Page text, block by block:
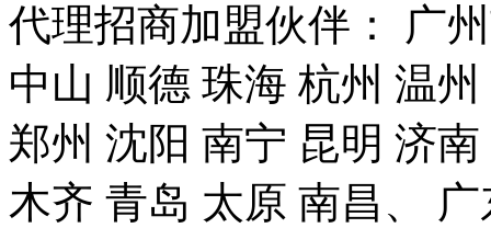
代理招商加盟伙伴： 广
中山 顺德 珠海 杭州 温
郑州 沈阳 南宁 昆明 济
木齐 青岛 太原 南昌、